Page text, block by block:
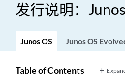
发行说明：
Junos OS Junos OS
Table of Contents